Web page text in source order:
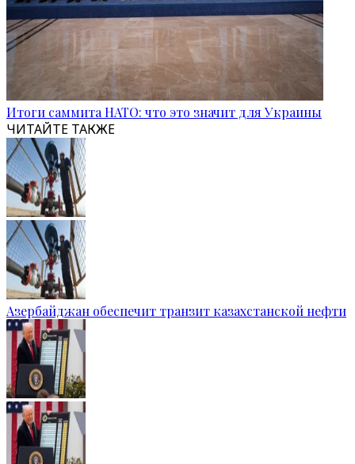
Итоги саммита НАТО: что это значит для Украины
ЧИТАЙТЕ ТАКЖЕ
Азербайджан обеспечит транзит казахстанской нефти